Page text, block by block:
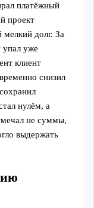
платёжный
проект
долг. За
упал уже
клиент
снизил
нулём, а
не суммы,
выдержать